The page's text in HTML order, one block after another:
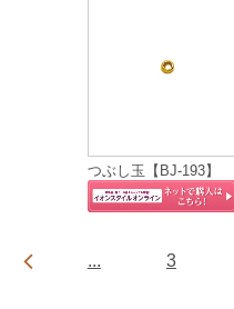
つぶし玉【BJ-193】
... 3